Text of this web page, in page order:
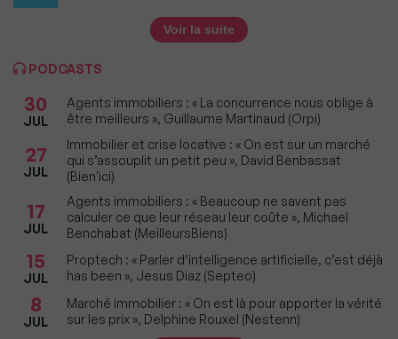
Voir la suite
PODCASTS
30
JUL
Agents immobiliers : « La concurrence nous oblige à
être meilleurs », Guillaume Martinaud (Orpi)
27
JUL
Immobilier et crise locative : « On est sur un marché
qui s’assouplit un petit peu », David Benbassat
(Bien'ici)
17
JUL
Agents immobiliers : « Beaucoup ne savent pas
calculer ce que leur réseau leur coûte », Michael
Benchabat (MeilleursBiens)
15
JUL
Proptech : « Parler d’intelligence artificielle, c’est déjà
has been », Jesus Diaz (Septeo)
8
JUL
Marché immobilier : « On est là pour apporter la vérité
sur les prix », Delphine Rouxel (Nestenn)